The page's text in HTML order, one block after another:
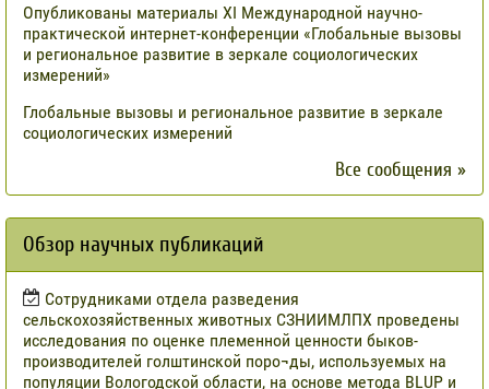
Опубликованы материалы XI Международной научно-
практической интернет-конференции «Глобальные вызовы
и региональное развитие в зеркале социологических
измерений»
Глобальные вызовы и региональное развитие в зеркале
социологических измерений
Все сообщения »
Обзор научных публикаций
Сотрудниками отдела разведения
сельскохозяйственных животных СЗНИИМЛПХ проведены
исследования по оценке племенной ценности быков-
производителей голштинской поро¬ды, используемых на
популяции Вологодской области, на основе метода BLUP и